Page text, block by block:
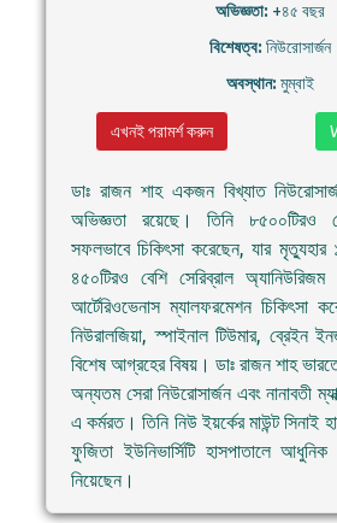
অভিজ্ঞতা: +৪৫ বছর
বিশেষত্ব: নিউরোসার্জন
অবস্থান: মুম্বাই
এখনই পরামর্শ করুন
ডাঃ রাজন শাহ একজন বিখ্যাত
অভিজ্ঞতা রয়েছে। তিনি ৮৫০০টিরও
সফলভাবে চিকিৎসা করেছেন, যার
৪৫০টিরও বেশি সেরিব্রাল
আর্টেরিওভেনাস ম্যালফরমেশন চিকিৎসা
নিউরালজিয়া, স্পাইনাল টিউমার, ব্রেইন
বিশেষ আগ্রহের বিষয়। ডাঃ রাজন শাহ
অন্যতম সেরা নিউরোসার্জন এবং নানাবতী
এ কর্মরত। তিনি নিউ ইয়র্কের মাউন্ট সিনাই
ফুজিতা ইউনিভার্সিটি হাসপাতালে
নিয়েছেন।